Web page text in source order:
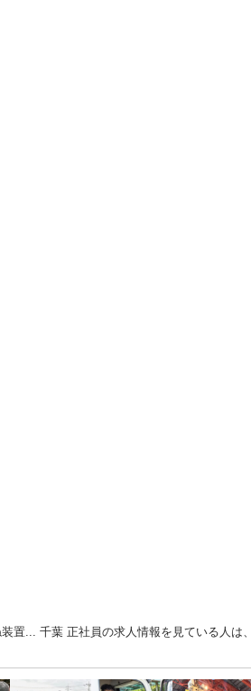
置... 千葉 正社員の求人情報を見ている人は